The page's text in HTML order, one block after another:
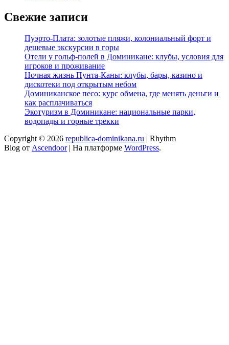
Свежие записи
Пуэрто-Плата: золотые пляжи, колониальный форт и
дешевые экскурсии в горы
Отели у гольф-полей в Доминикане: клубы, условия для
игроков и проживание
Ночная жизнь Пунта-Каны: клубы, бары, казино и
дискотеки под открытым небом
Доминиканское песо: курс обмена, где менять деньги и
как расплачиваться
Экотуризм в Доминикане: национальные парки,
водопады и горные трекки
Copyright © 2026 republica-dominikana.ru | Rhythm
Blog от Ascendoor| На платформе WordPress.